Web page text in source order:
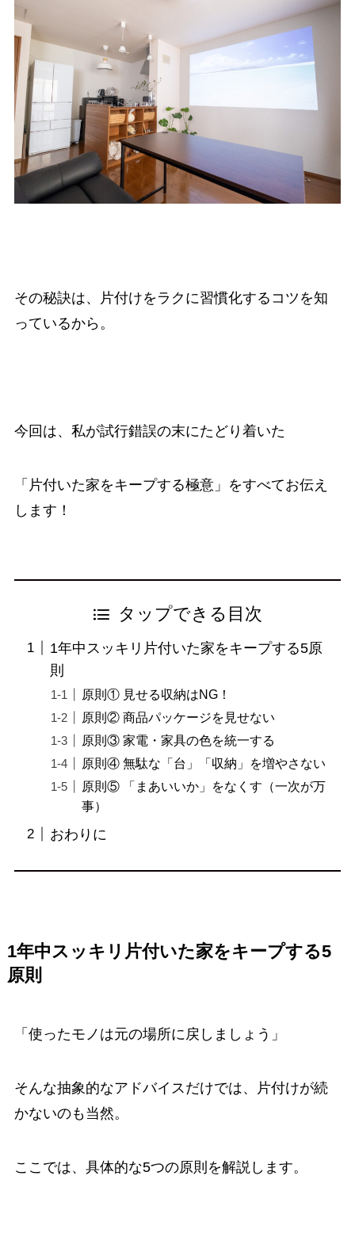
その秘訣は、片付けをラクに習慣化するコツを知
っているから。
今回は、私が試行錯誤の末にたどり着いた
「片付いた家をキープする極意」をすべてお伝え
します！
タップできる目次
1年中スッキリ片付いた家をキープする5原
則
原則① 見せる収納はNG！
原則② 商品パッケージを見せない
原則③ 家電・家具の色を統一する
原則④ 無駄な「台」「収納」を増やさない
原則⑤ 「まあいいか」をなくす（一次が万
事）
おわりに
1年中スッキリ片付いた家をキープする5
原則
「使ったモノは元の場所に戻しましょう」
そんな抽象的なアドバイスだけでは、片付けが続
かないのも当然。
ここでは、具体的な5つの原則を解説します。